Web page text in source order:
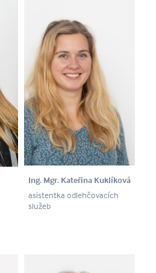
Ing. Mgr. Kateřina Kuklíková
asistentka odlehčovacích
služeb